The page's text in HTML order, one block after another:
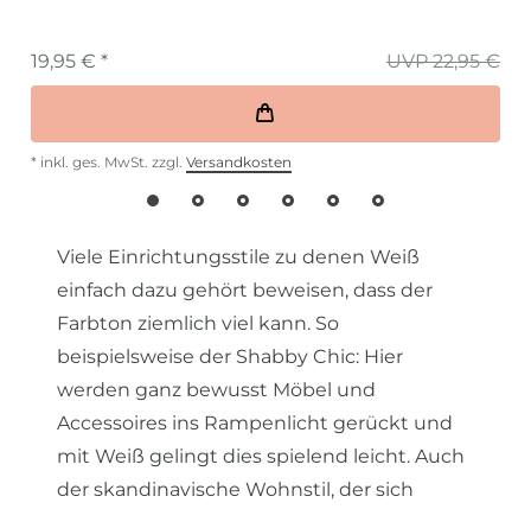
UVP 22,95 €
19,95 € *
* inkl. ges. MwSt. zzgl. Versandkosten
Viele Einrichtungsstile zu denen Weiß
einfach dazu gehört beweisen, dass der
Farbton ziemlich viel kann. So
beispielsweise der Shabby Chic: Hier
werden ganz bewusst Möbel und
Accessoires ins Rampenlicht gerückt und
mit Weiß gelingt dies spielend leicht. Auch
der skandinavische Wohnstil, der sich